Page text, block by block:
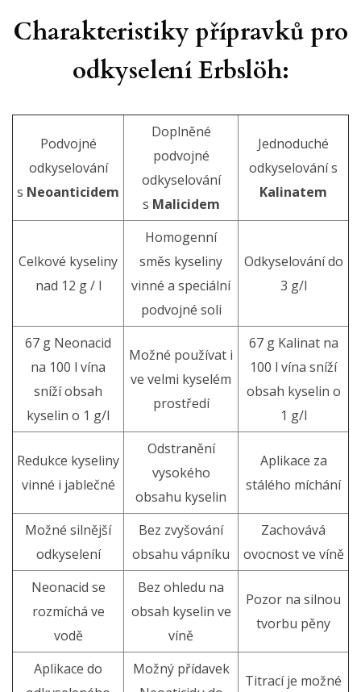
Charakteristiky přípravků pro
odkyselení Erbslöh:
Podvojné
odkyselování
s Neoanticidem
Doplněné
podvojné
odkyselování
s Malicidem
Jednoduché
odkyselování s
Kalinatem
Celkové kyseliny
nad 12 g / l
Homogenní
směs kyseliny
vinné a speciální
podvojné soli
Odkyselování do
3 g/l
67 g Neonacid
na 100 l vína
sníží obsah
kyselin o 1 g/l
Možné používat i
ve velmi kyselém
prostředí
67 g Kalinat na
100 l vína sníží
obsah kyselin o
1 g/l
Redukce kyseliny
vinné i jablečné
Odstranění
vysokého
obsahu kyselin
Aplikace za
stálého míchání
Možné silnější
odkyselení
Bez zvyšování
obsahu vápníku
Zachovává
ovocnost ve víně
Neonacid se
rozmíchá ve
vodě
Bez ohledu na
obsah kyselin ve
víně
Pozor na silnou
tvorbu pěny
Aplikace do
Možný přídavek
Titrací je možné